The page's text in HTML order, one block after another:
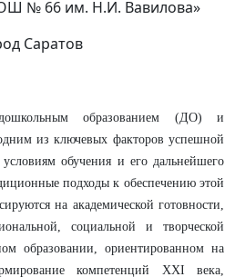
№ 66 им. Н.И. Вавилова»
Саратов
образованием (ДО) и
из ключевых факторов успешной
обучения и его дальнейшего
подходы к обеспечению этой
на академической готовности,
социальной и творческой
образовании, ориентированном на
компетенций XXI века,